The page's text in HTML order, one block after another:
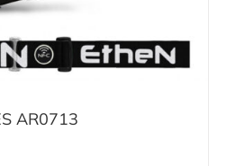
AR0713